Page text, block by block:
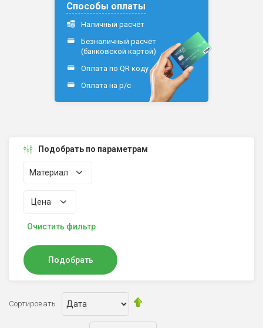
Способы оплаты
Наличный расчёт
Безналичный расчёт
(банковской картой)
Оплата по QR коду
Оплата на р/c
Подобрать по параметрам
Материал
Цена
Очистить фильтр
Подобрать
Сортировать